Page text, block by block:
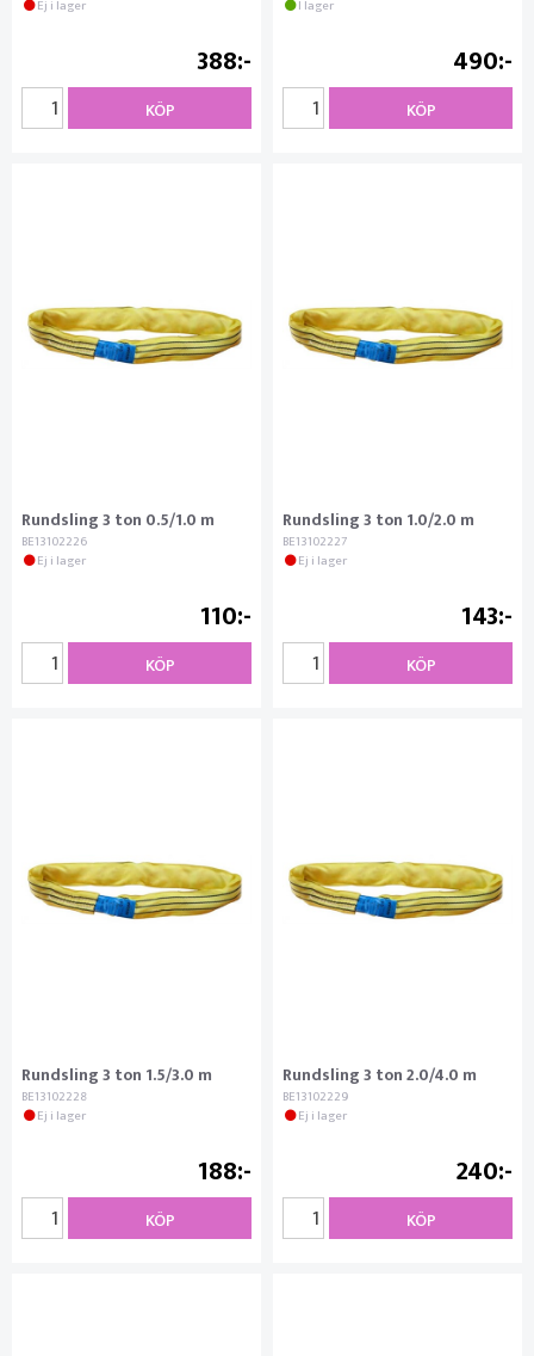
Ej i lager
388
KÖP
I lager
490
KÖP
Rundsling 3 ton 0.5/1.0 m
BE13102226
Ej i lager
110
KÖP
Rundsling 3 ton 1.0/2.0 m
BE13102227
Ej i lager
143
KÖP
Rundsling 3 ton 1.5/3.0 m
BE13102228
Ej i lager
188
KÖP
Rundsling 3 ton 2.0/4.0 m
BE13102229
Ej i lager
240
KÖP